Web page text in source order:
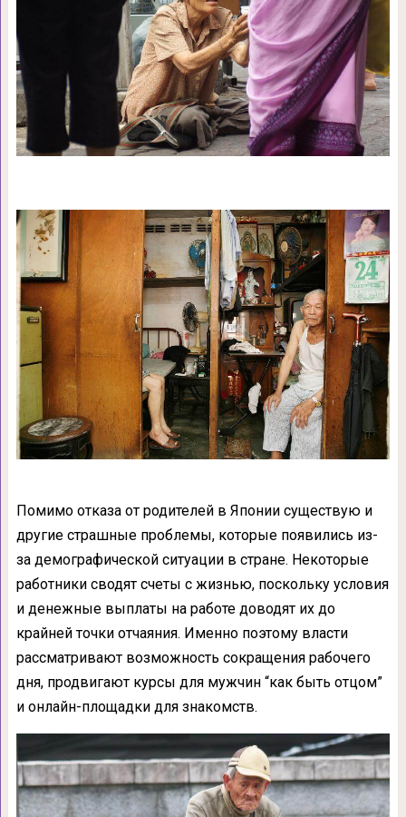
Помимо отказа от родителей в Японии существую и
другие страшные проблемы, которые появились из-
за демографической ситуации в стране. Некоторые
работники сводят счеты с жизнью, поскольку условия
и денежные выплаты на работе доводят их до
крайней точки отчаяния. Именно поэтому власти
рассматривают возможность сокращения рабочего
дня, продвигают курсы для мужчин “как быть отцом”
и онлайн-площадки для знакомств.